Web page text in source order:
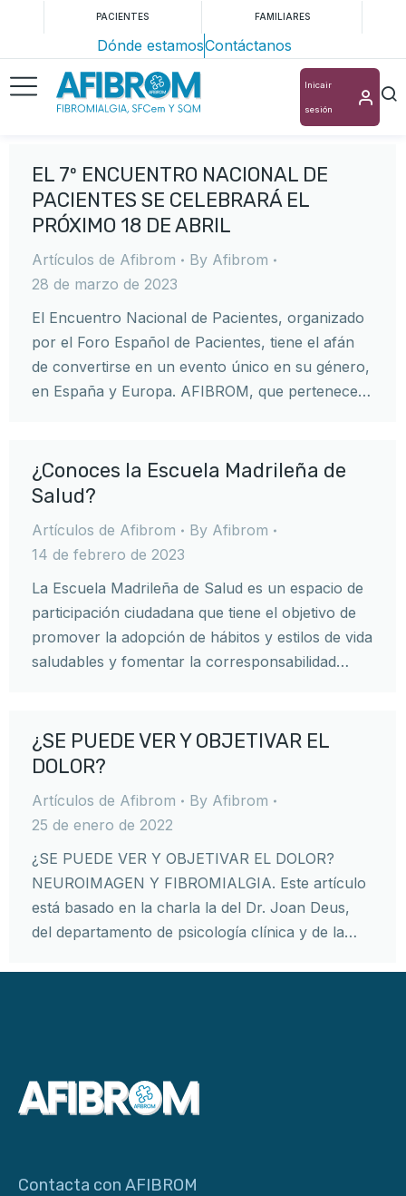
PACIENTES FAMILIARES
Dónde estamosContáctanos
Inicair
sesión
EL 7º ENCUENTRO NACIONAL DE
PACIENTES SE CELEBRARÁ EL
PRÓXIMO 18 DE ABRIL
Artículos de Afibrom By Afibrom
28 de marzo de 2023
El Encuentro Nacional de Pacientes, organizado
por el Foro Español de Pacientes, tiene el afán
de convertirse en un evento único en su género,
en España y Europa. AFIBROM, que pertenece…
¿Conoces la Escuela Madrileña de
Salud?
Artículos de Afibrom By Afibrom
14 de febrero de 2023
La Escuela Madrileña de Salud es un espacio de
participación ciudadana que tiene el objetivo de
promover la adopción de hábitos y estilos de vida
saludables y fomentar la corresponsabilidad…
¿SE PUEDE VER Y OBJETIVAR EL
DOLOR?
Artículos de Afibrom By Afibrom
25 de enero de 2022
¿SE PUEDE VER Y OBJETIVAR EL DOLOR?
NEUROIMAGEN Y FIBROMIALGIA. Este artículo
está basado en la charla la del Dr. Joan Deus,
del departamento de psicología clínica y de la…
Contacta con AFIBROM